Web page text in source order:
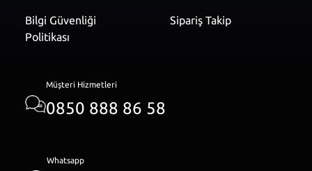
Bilgi Güvenliği
Politikası
Sipariş Takip
Müşteri Hizmetleri
0850 888 86 58
Whatsapp